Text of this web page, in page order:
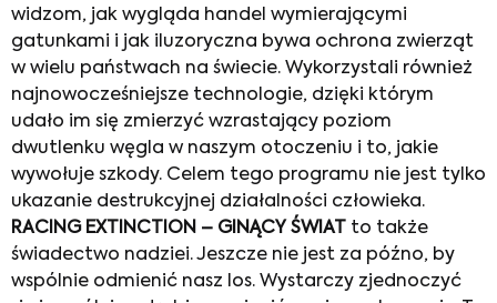
widzom, jak wygląda handel wymierającymi
gatunkami i jak iluzoryczna bywa ochrona zwierząt
w wielu państwach na świecie. Wykorzystali również
najnowocześniejsze technologie, dzięki którym
udało im się zmierzyć wzrastający poziom
dwutlenku węgla w naszym otoczeniu i to, jakie
wywołuje szkody. Celem tego programu nie jest tylko
ukazanie destrukcyjnej działalności człowieka.
RACING EXTINCTION – GINĄCY ŚWIAT
to także
świadectwo nadziei. Jeszcze nie jest za późno, by
wspólnie odmienić nasz los. Wystarczy zjednoczyć